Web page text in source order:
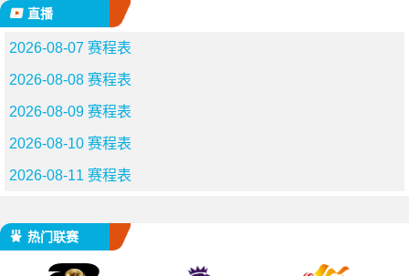
直播
2026-08-07 赛程表
2026-08-08 赛程表
2026-08-09 赛程表
2026-08-10 赛程表
2026-08-11 赛程表
热门联赛